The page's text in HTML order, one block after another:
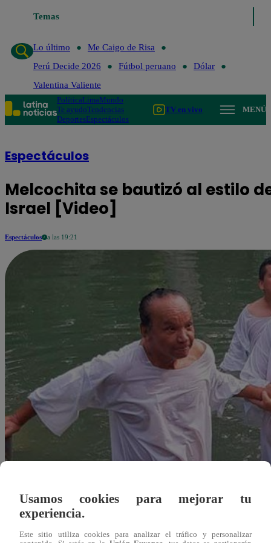
Temas
Lo último
Lo último
Me Caigo de Risa
Perú Decide 2026
Fútbol peruano
Dólar
Valentina Valiente
PolíticaLimaMundo
Te ayudoTendencias
DeportesEspectáculos
TV en vivo MENÚ
Espectáculos
Melcochita se bautizó al estilo
Israel [Video]
Espectáculos a las 19:21
Redacción Latina
Usamos cookies para mejorar tu
experiencia.
Este sitio utiliza cookies para analizar el tráfico y personalizar